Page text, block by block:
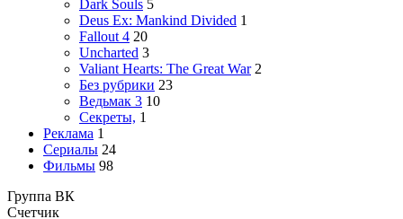
Dark Souls 5
Deus Ex: Mankind Divided 1
Fallout 4 20
Uncharted 3
Valiant Hearts: The Great War 2
Без рубрики 23
Ведьмак 3 10
Секреты, 1
Реклама 1
Сериалы 24
Фильмы 98
Группа ВК
Счетчик